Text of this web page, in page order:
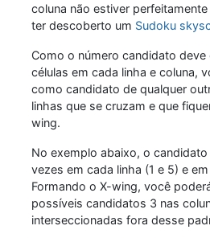
coluna não estiver
ter descoberto um Sudoku
Como o número candidato
células em cada linha e coluna,
como candidato de qualquer
linhas que se cruzam e que
wing.
No exemplo abaixo, o
vezes em cada linha (1 e 5) e
Formando o X-wing, você
possíveis candidatos 3 nas
interseccionadas fora desse